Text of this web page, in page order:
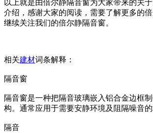
以上就是由倍尔静隔音窗为大家带来的关
介绍，感谢大家的阅读，需要了解更多的
继续关注我们的倍尔静隔音窗。
相关建材词条解释：
隔音窗
隔音窗是一种把隔音玻璃嵌入铝合金边框
构。通常应用于需要安静环境及阻隔噪音的
隔音